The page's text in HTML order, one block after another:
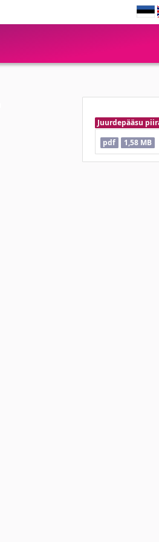
Juurdepääsu
pdf
1,58 MB